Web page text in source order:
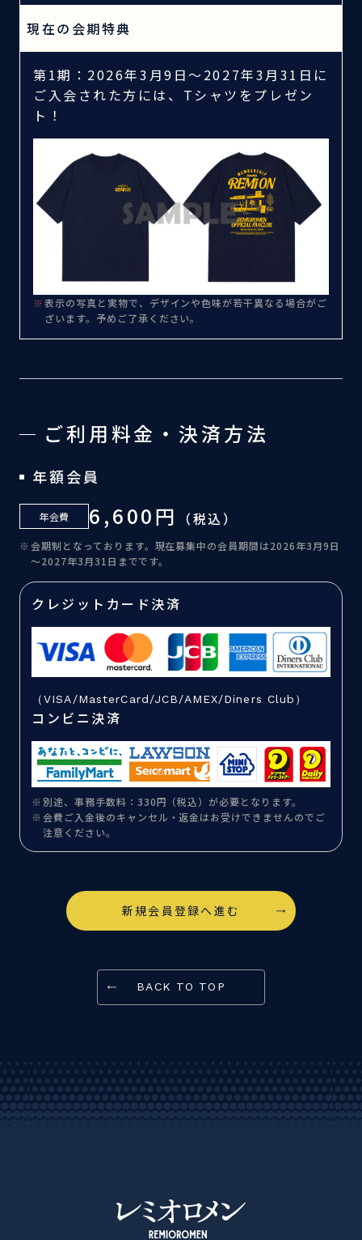
現在の会期特典
第1期：2026年3月9日～2027年3月31日に
ご入会された方には、Tシャツをプレゼン
ト！
表示の写真と実物で、デザインや色味が若干異なる場合がご
ざいます。予めご了承ください。
ご利用料金・決済方法
年額会員
年会費 6,600円 （税込）
会期制となっております。現在募集中の会員期間は2026年3月9日
～2027年3月31日までです。
クレジットカード決済
（VISA/MasterCard/JCB/AMEX/Diners Club）
コンビニ決済
別途、事務手数料：330円（税込）が必要となります。
会費ご入金後のキャンセル・返金はお受けできませんのでご
注意ください。
新規会員登録へ進む
BACK TO TOP
レミオロメン OFFICIAL SITE